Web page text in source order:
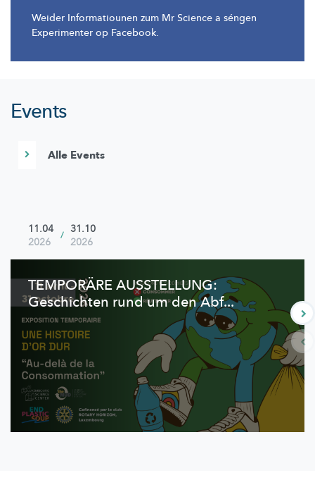
Weider Informatiounen zum Mr Science a séngen
Experimenter op Facebook.
Events
Alle Events
11.04
2026
/
31.10
2026
TEMPORÄRE AUSSTELLUNG:
Geschichten rund um den Abf...